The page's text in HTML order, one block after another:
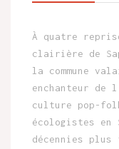
À quatre
clairière de
la commune
enchanteur de
culture pop-
écologistes en
décennies